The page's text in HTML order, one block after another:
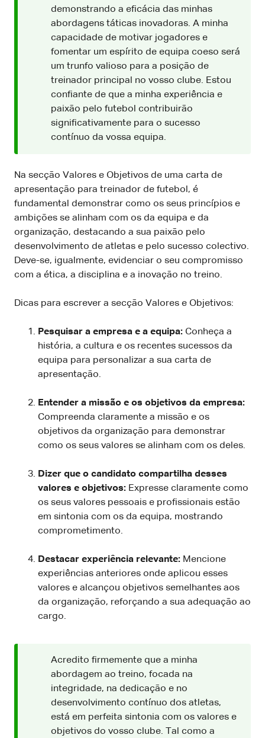
demonstrando a eficácia das minhas
abordagens táticas inovadoras. A minha
capacidade de motivar jogadores e
fomentar um espírito de equipa coeso será
um trunfo valioso para a posição de
treinador principal no vosso clube. Estou
confiante de que a minha experiência e
paixão pelo futebol contribuirão
significativamente para o sucesso
contínuo da vossa equipa.
Na secção Valores e Objetivos de uma carta de
apresentação para treinador de futebol, é
fundamental demonstrar como os seus princípios e
ambições se alinham com os da equipa e da
organização, destacando a sua paixão pelo
desenvolvimento de atletas e pelo sucesso colectivo.
Deve-se, igualmente, evidenciar o seu compromisso
com a ética, a disciplina e a inovação no treino.
Dicas para escrever a secção Valores e Objetivos:
Pesquisar a empresa e a equipa: Conheça a
história, a cultura e os recentes sucessos da
equipa para personalizar a sua carta de
apresentação.
Entender a missão e os objetivos da empresa:
Compreenda claramente a missão e os
objetivos da organização para demonstrar
como os seus valores se alinham com os deles.
Dizer que o candidato compartilha desses
valores e objetivos: Expresse claramente como
os seus valores pessoais e profissionais estão
em sintonia com os da equipa, mostrando
comprometimento.
Destacar experiência relevante: Mencione
experiências anteriores onde aplicou esses
valores e alcançou objetivos semelhantes aos
da organização, reforçando a sua adequação ao
cargo.
Acredito firmemente que a minha
abordagem ao treino, focada na
integridade, na dedicação e no
desenvolvimento contínuo dos atletas,
está em perfeita sintonia com os valores e
objetivos do vosso clube. Tal como a